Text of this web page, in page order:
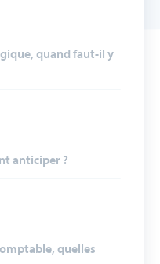
quand faut-il y
anticiper ?
quelles